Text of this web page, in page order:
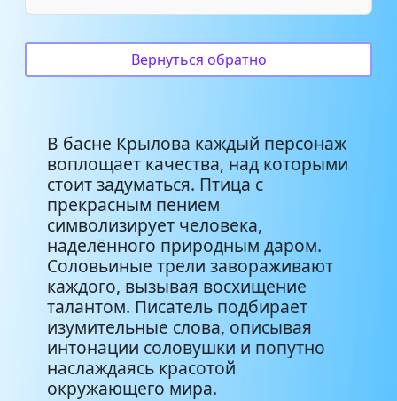
Вернуться обратно
В басне Крылова каждый персонаж
воплощает качества, над которыми
стоит задуматься. Птица с
прекрасным пением
символизирует человека,
наделённого природным даром.
Соловьиные трели завораживают
каждого, вызывая восхищение
талантом. Писатель подбирает
изумительные слова, описывая
интонации соловушки и попутно
наслаждаясь красотой
окружающего мира.